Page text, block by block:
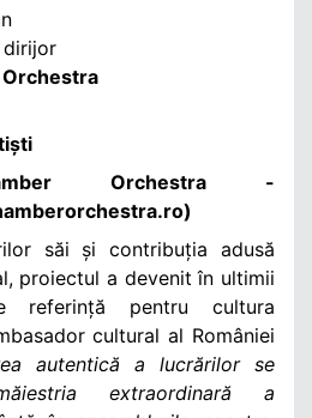
Orchestra
Orchestra -
săi și contribuția adusă
proiectul a devenit în ultimii
pentru cultura
cultural al României
autentică a lucrărilor se
extraordinară a